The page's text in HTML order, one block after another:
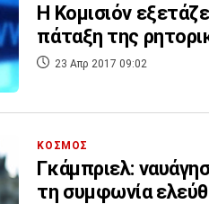
Η Κομισιόν
πάταξη της
23 Απρ 2017 09:02
ΚΟΣΜΟΣ
Γκάμπριελ:
τη συμφωνία